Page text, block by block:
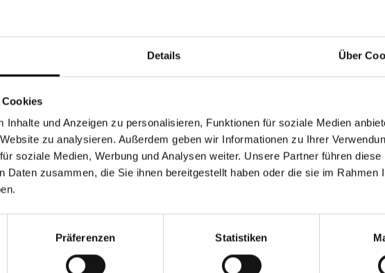
Details Über
Inhalte und Anzeigen zu personalisieren, Funktionen für soziale Medien
zu analysieren. Außerdem geben wir Informationen zu Ihrer
soziale Medien, Werbung und Analysen weiter. Unsere Partner führen diese
Daten zusammen, die Sie ihnen bereitgestellt haben oder die sie im Rahmen
Präferenzen Statistiken
unsere spannenden Veranstaltungen und